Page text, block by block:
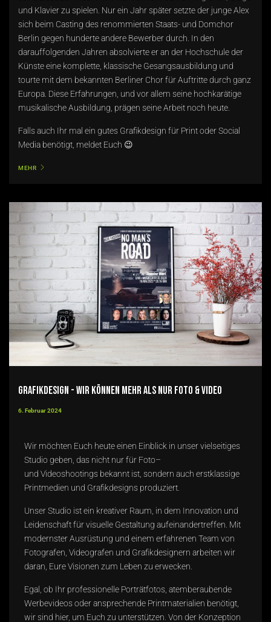
und Klavier zu spielen. Nur ein Jahr später setzte der junge Alex
sich beim Casting des renommierten Staats- und Domchor
Berlin gegen hunderte andere Bewerber durch. In den
darauffolgenden Jahren absolvierte er an der Hochschule der
Künste eine komplette, klassische Gesangsausbildung und
tourte mit dem bekannten Berliner Chor für Auftritte durch ganz
Europa. Diese Erfahrungen, und vor allem seine hochkarätige
musikalische Ausbildung, prägen seine Arbeit noch heute.
Falls auch Ihr mal ein gutes Grafikdesign für Print oder Social
Media benötigt, meldet Euch 😉
MEHR
Grafikdesign - wir können mehr als nur Foto & Video
6. Februar 2024
Wir möchten Euch heute einen Einblick in unser vielseitiges
Studio geben, das nicht nur für Foto–
und Videoshootings bekannt ist, sondern auch erstklassige
Printmedien und Grafikdesigns produziert.
Unser Studio ist ein kreativer Raum, in dem Innovation und
Leidenschaft für visuelle Gestaltung aufeinandertreffen. Mit
modernster Ausrüstung und einem erfahrenen Team von
Fotografen, Videografen und Grafikdesignern arbeiten wir
daran, Eure Visionen zum Leben zu erwecken.
Egal, ob Ihr professionelle Porträtfotos, atemberaubende
Werbevideos oder ansprechende Printmaterialien benötigt,
wir sind hier, um Euch zu unterstützen. Von der Konzeption